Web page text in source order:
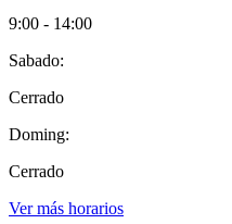
9:00 - 14:00
Sabado:
Cerrado
Doming:
Cerrado
Ver más horarios